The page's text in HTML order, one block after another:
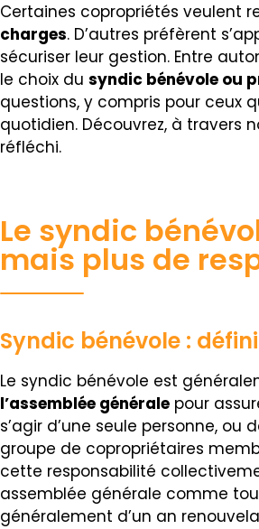
Certaines copropriétés veulent
charges. D’autres préfèrent
sécuriser leur gestion. Entre
le choix du syndic bénévole ou
questions, y compris pour ceux
quotidien. Découvrez, à travers
réfléchi.
Le syndic
mais plus de
Syndic bénévole :
Le syndic bénévole est
l’assemblée générale pour
s’agir d’une seule personne, ou
groupe de copropriétaires
cette responsabilité
assemblée générale comme
généralement d’un an